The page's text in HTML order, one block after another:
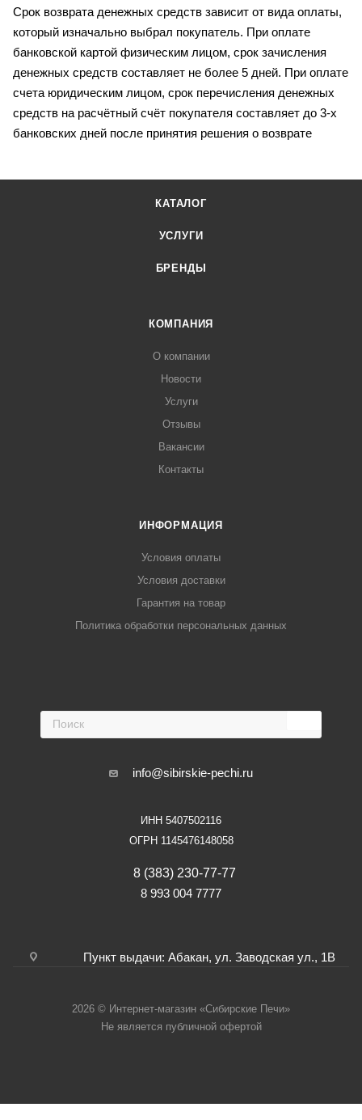
Срок возврата денежных средств зависит от вида оплаты,
который изначально выбрал покупатель. При оплате
банковской картой физическим лицом, срок зачисления
денежных средств составляет не более 5 дней. При оплате
счета юридическим лицом, срок перечисления денежных
средств на расчётный счёт покупателя составляет до 3-х
банковских дней после принятия решения о возврате
КАТАЛОГ
УСЛУГИ
БРЕНДЫ
КОМПАНИЯ
О компании
Новости
Услуги
Отзывы
Вакансии
Контакты
ИНФОРМАЦИЯ
Условия оплаты
Условия доставки
Гарантия на товар
Политика обработки персональных данных
info@sibirskie-pechi.ru
ИНН 5407502116
ОГРН 1145476148058
8 (383) 230-77-77
8 993 004 7777
Пункт выдачи: Абакан, ул. Заводская ул., 1В
2026 © Интернет-магазин «Сибирские Печи»
Не является публичной офертой